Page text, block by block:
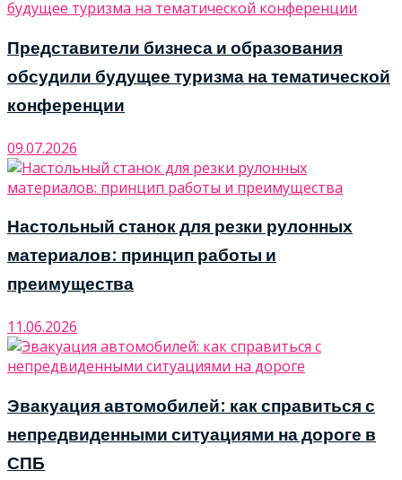
Представители бизнеса и образования
обсудили будущее туризма на тематической
конференции
09.07.2026
Настольный станок для резки рулонных
материалов: принцип работы и
преимущества
11.06.2026
Эвакуация автомобилей: как справиться с
непредвиденными ситуациями на дороге в
СПБ